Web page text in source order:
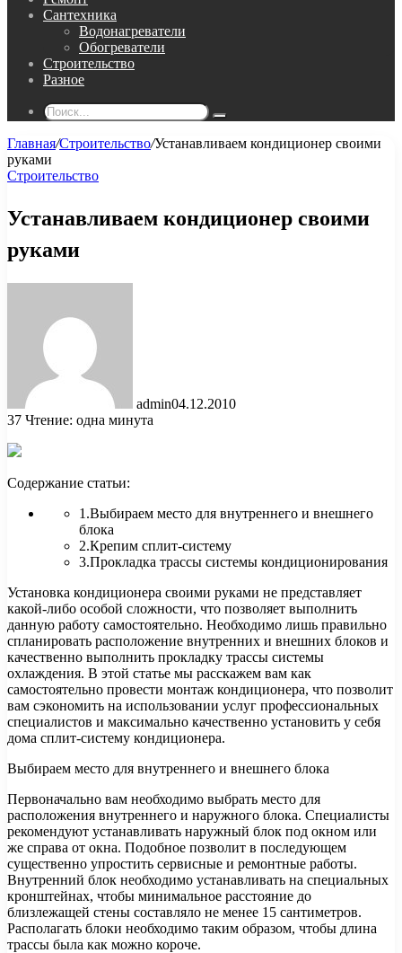
Сантехника
Водонагреватели
Обогреватели
Строительство
Разное
Поиск...
Главная/Строительство/Устанавливаем кондиционер своими
руками
Строительство
Устанавливаем кондиционер своими
руками
admin04.12.2010
37 Чтение: одна минута
Содержание статьи:
1.Выбираем место для внутреннего и внешнего
блока
2.Крепим сплит-систему
3.Прокладка трассы системы кондиционирования
Установка кондиционера своими руками не представляет
какой-либо особой сложности, что позволяет выполнить
данную работу самостоятельно. Необходимо лишь правильно
спланировать расположение внутренних и внешних блоков и
качественно выполнить прокладку трассы системы
охлаждения. В этой статье мы расскажем вам как
самостоятельно провести монтаж кондиционера, что позволит
вам сэкономить на использовании услуг профессиональных
специалистов и максимально качественно установить у себя
дома сплит-систему кондиционера.
Выбираем место для внутреннего и внешнего блока
Первоначально вам необходимо выбрать место для
расположения внутреннего и наружного блока. Специалисты
рекомендуют устанавливать наружный блок под окном или
же справа от окна. Подобное позволит в последующем
существенно упростить сервисные и ремонтные работы.
Внутренний блок необходимо устанавливать на специальных
кронштейнах, чтобы минимальное расстояние до
близлежащей стены составляло не менее 15 сантиметров.
Располагать блоки необходимо таким образом, чтобы длина
трассы была как можно короче.